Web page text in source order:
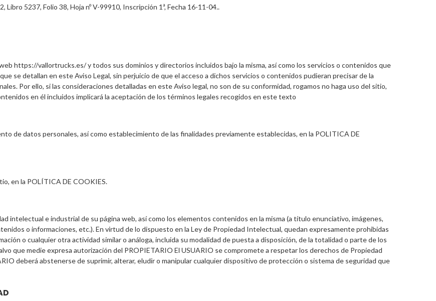
5237, Folio 38, Hoja nº V-99910, Inscripción 1ª, Fecha 16-11-04..
https://vallortrucks.es/ y todos sus dominios y directorios incluidos bajo la misma, así como los servicios o contenidos que
se detallan en este Aviso Legal, sin perjuicio de que el acceso a dichos servicios o contenidos pudieran precisar de la
Por ello, si las consideraciones detalladas en este Aviso legal, no son de su conformidad, rogamos no haga uso del sitio,
en él incluidos implicará la aceptación de los términos legales recogidos en este texto
de datos personales, así como establecimiento de las finalidades previamente establecidas, en la POLITICA DE
en la POLÍTICA DE COOKIES.
intelectual e industrial de su página web, así como los elementos contenidos en la misma (a título enunciativo, imágenes,
o informaciones, etc.). En virtud de lo dispuesto en la Ley de Propiedad Intelectual, quedan expresamente prohibidas
o cualquier otra actividad similar o análoga, incluida su modalidad de puesta a disposición, de la totalidad o parte de los
que medie expresa autorización del PROPIETARIO El USUARIO se compromete a respetar los derechos de Propiedad
deberá abstenerse de suprimir, alterar, eludir o manipular cualquier dispositivo de protección o sistema de seguridad que